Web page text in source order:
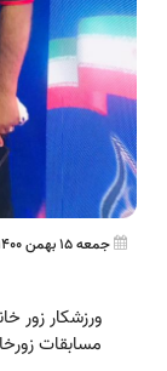
جمعه 15 بهمن 1400 20:27
ورزشکار زور
مسابقات